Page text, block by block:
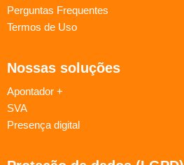
Perguntas Frequentes
Termos de Uso
Nossas soluções
Apontador +
SVA
Presença digital